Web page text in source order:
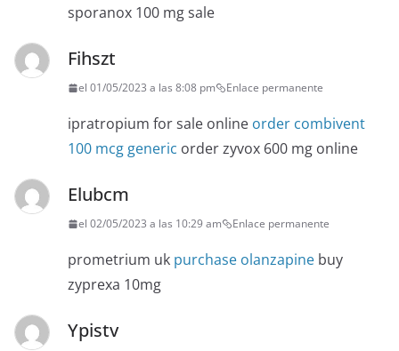
sporanox 100 mg sale
Fihszt
el 01/05/2023 a las 8:08 pm Enlace permanente
ipratropium for sale online order combivent
100 mcg generic order zyvox 600 mg online
Elubcm
el 02/05/2023 a las 10:29 am Enlace permanente
prometrium uk purchase olanzapine buy
zyprexa 10mg
Ypistv